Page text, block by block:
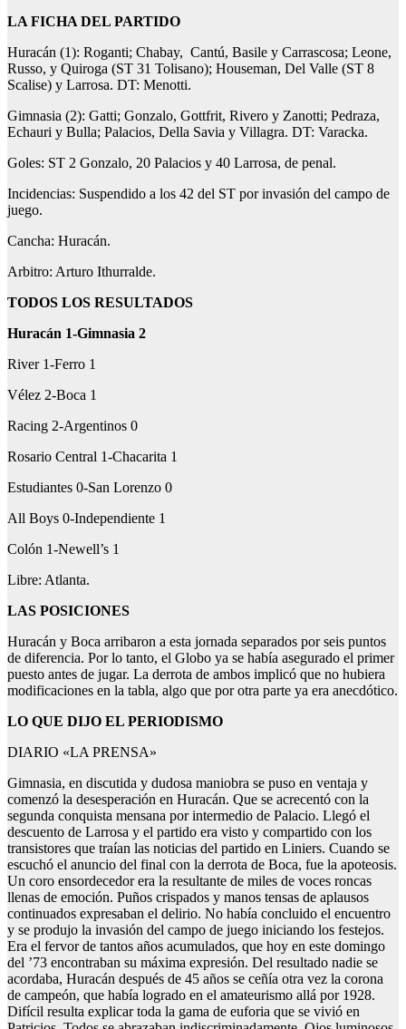
LA FICHA DEL PARTIDO
Huracán (1): Roganti; Chabay, Cantú, Basile y Carrascosa; Leone,
Russo, y Quiroga (ST 31 Tolisano); Houseman, Del Valle (ST 8
Scalise) y Larrosa. DT: Menotti.
Gimnasia (2): Gatti; Gonzalo, Gottfrit, Rivero y Zanotti; Pedraza,
Echauri y Bulla; Palacios, Della Savia y Villagra. DT: Varacka.
Goles: ST 2 Gonzalo, 20 Palacios y 40 Larrosa, de penal.
Incidencias: Suspendido a los 42 del ST por invasión del campo de
juego.
Cancha: Huracán.
Arbitro: Arturo Ithurralde.
TODOS LOS RESULTADOS
Huracán 1-Gimnasia 2
River 1-Ferro 1
Vélez 2-Boca 1
Racing 2-Argentinos 0
Rosario Central 1-Chacarita 1
Estudiantes 0-San Lorenzo 0
All Boys 0-Independiente 1
Colón 1-Newell’s 1
Libre: Atlanta.
LAS POSICIONES
Huracán y Boca arribaron a esta jornada separados por seis puntos
de diferencia. Por lo tanto, el Globo ya se había asegurado el primer
puesto antes de jugar. La derrota de ambos implicó que no hubiera
modificaciones en la tabla, algo que por otra parte ya era anecdótico.
LO QUE DIJO EL PERIODISMO
DIARIO «LA PRENSA»
Gimnasia, en discutida y dudosa maniobra se puso en ventaja y
comenzó la desesperación en Huracán. Que se acrecentó con la
segunda conquista mensana por intermedio de Palacio. Llegó el
descuento de Larrosa y el partido era visto y compartido con los
transistores que traían las noticias del partido en Liniers. Cuando se
escuchó el anuncio del final con la derrota de Boca, fue la apoteosis.
Un coro ensordecedor era la resultante de miles de voces roncas
llenas de emoción. Puños crispados y manos tensas de aplausos
continuados expresaban el delirio. No había concluido el encuentro
y se produjo la invasión del campo de juego iniciando los festejos.
Era el fervor de tantos años acumulados, que hoy en este domingo
del ’73 encontraban su máxima expresión. Del resultado nadie se
acordaba, Huracán después de 45 años se ceñía otra vez la corona
de campeón, que había logrado en el amateurismo allá por 1928.
Difícil resulta explicar toda la gama de euforia que se vivió en